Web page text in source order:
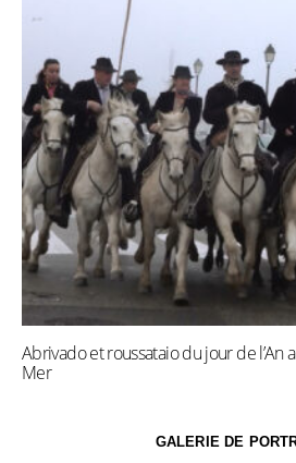
Abrivado et roussataio du jour de l’An
Mer
GALERIE DE